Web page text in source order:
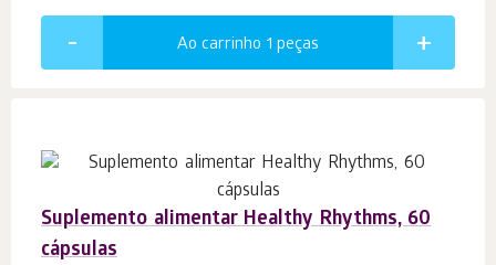
Ao carrinho 1 peças
Suplemento alimentar Healthy Rhythms, 60
cápsulas